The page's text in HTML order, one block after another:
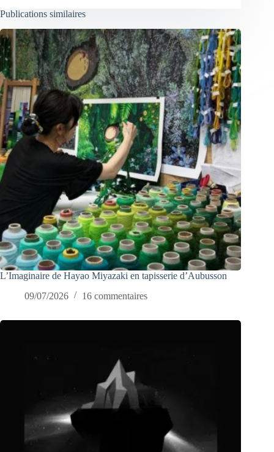
Publications similaires
L’Imaginaire de Hayao Miyazaki en tapisserie d’Aubusson
09/07/2026
16 commentaires